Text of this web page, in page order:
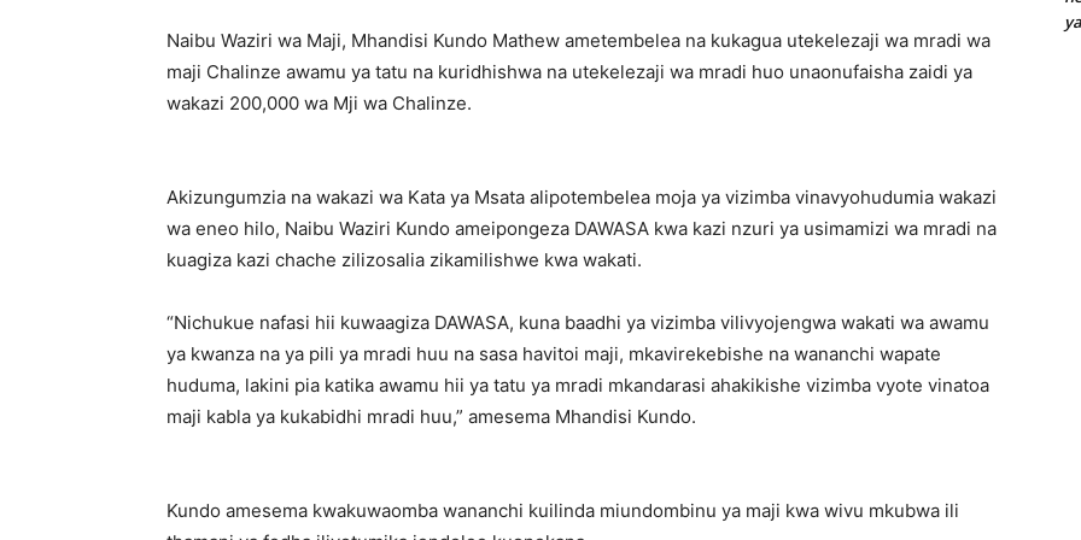
Naibu Waziri wa Maji, Mhandisi Kundo Mathew ametembelea na kukagua utekelezaji wa mradi wa
maji Chalinze awamu ya tatu na kuridhishwa na utekelezaji wa mradi huo unaonufaisha zaidi ya
wakazi 200,000 wa Mji wa Chalinze.
Akizungumzia na wakazi wa Kata ya Msata alipotembelea moja ya vizimba vinavyohudumia wakazi
wa eneo hilo, Naibu Waziri Kundo ameipongeza DAWASA kwa kazi nzuri ya usimamizi wa mradi na
kuagiza kazi chache zilizosalia zikamilishwe kwa wakati.
“Nichukue nafasi hii kuwaagiza DAWASA, kuna baadhi ya vizimba vilivyojengwa wakati wa awamu
ya kwanza na ya pili ya mradi huu na sasa havitoi maji, mkavirekebishe na wananchi wapate
huduma, lakini pia katika awamu hii ya tatu ya mradi mkandarasi ahakikishe vizimba vyote vinatoa
maji kabla ya kukabidhi mradi huu,” amesema Mhandisi Kundo.
Kundo amesema kwakuwaomba wananchi kuilinda miundombinu ya maji kwa wivu mkubwa ili